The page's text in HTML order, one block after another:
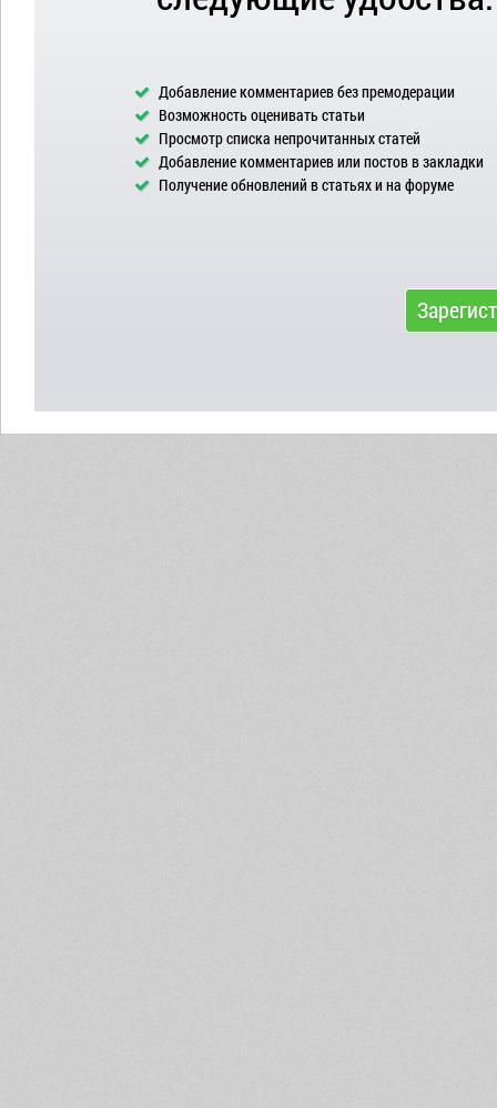
Добавление комментариев без премодерации
Возможность оценивать статьи
Просмотр списка непрочитанных статей
Добавление комментариев или постов в закладки
Получение обновлений в статьях и на форуме